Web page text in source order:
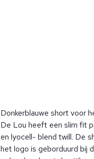
Donkerblauwe short voor
De Lou heeft een slim fit
en lyocell- blend twill. De
het logo is geborduurd bij